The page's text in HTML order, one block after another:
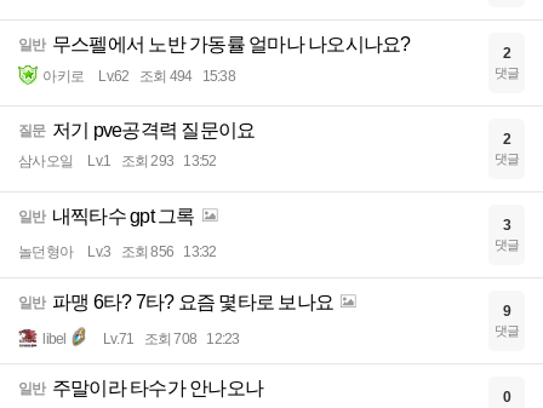
일반 무스펠에서 노반 가동률 얼마나 나오시나요?
아키로 Lv.62 조회 494 15:38
2
댓글
질문 저기 pve공격력 질문이요
삼사오일 Lv.1 조회 293 13:52
2
댓글
일반 내찍타수 gpt 그록
놀던형아 Lv.3 조회 856 13:32
3
댓글
일반 파맹 6타? 7타? 요즘 몇타로 보나요
libel Lv.71 조회 708 12:23
9
댓글
일반 주말이라 타수가 안나오나 0